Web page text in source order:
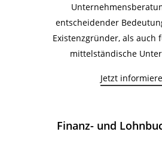
entscheidender
Existenzgründer, als auch
mittelständische
Jetzt
Finanz- und